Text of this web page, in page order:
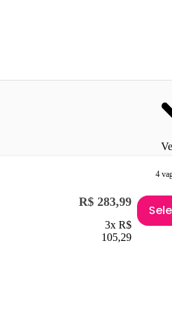
4
R$ 283,99
3x R$
105,29